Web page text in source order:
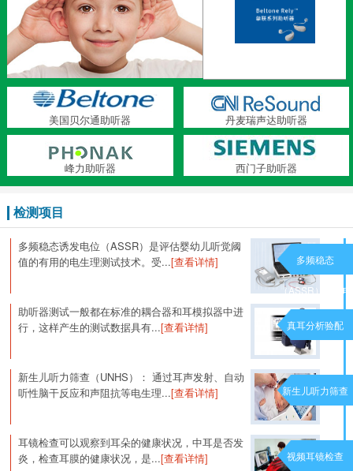
美国贝尔通助听器 丹麦瑞声达助听器
峰力助听器 西门子助听器
检测项目
多频稳态诱发电位（ASSR）是评估婴幼儿听觉阈
值的有用的电生理测试技术。受...[查看详情] 多频稳态
（ASSR）诱发电
位
助听器测试一般都在标准的耦合器和耳模拟器中进
行，这样产生的测试数据具有...[查看详情] 真耳分析验配
新生儿听力筛查（UNHS）： 通过耳声发射、自动
听性脑干反应和声阻抗等电生理...[查看详情] 新生儿听力筛查
耳镜检查可以观察到耳朵的健康状况，中耳是否发
炎，检查耳膜的健康状况，是...[查看详情] 视频耳镜检查